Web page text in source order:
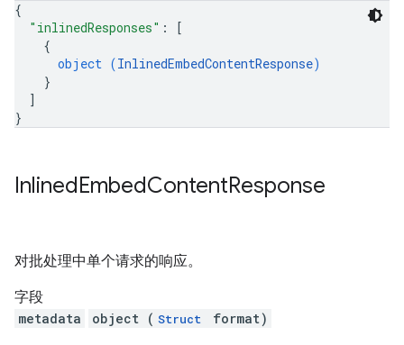
{
"inlinedResponses" :
[
{
object (InlinedEmbedContentResponse)
}
]
}
InlinedEmbedContentResponse
对批处理中单个请求的响应。
字段
metadata
object ( Struct format)